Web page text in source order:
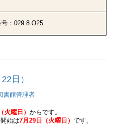
：029.8 O25
日）
書館管理者
火曜日） からです。
始は7月29日（火曜日） です。